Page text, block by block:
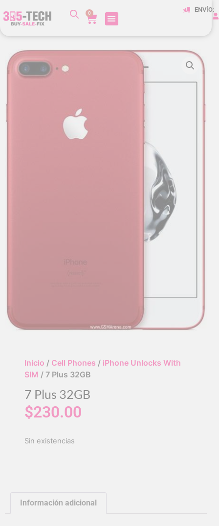
0 ENVÍO:
Inicio / Cell Phones / iPhone Unlocks With
SIM / 7 Plus 32GB
7 Plus 32GB
$230.00
Sin existencias
Información adicional